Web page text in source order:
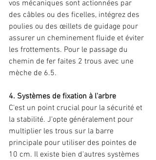
vos mécaniques sont actionnées par
des câbles ou des ficelles, intégrez des
poulies ou des œillets de guidage pour
assurer un cheminement fluide et éviter
les frottements. Pour le passage du
chemin de fer faites 2 trous avec une
mèche de 6.5.
4. Systèmes de fixation à l'arbre
C'est un point crucial pour la sécurité et
la stabilité. J'opte généralement pour
multiplier les trous sur la barre
principale pour utiliser des pointes de
10 cm. Il existe bien d'autres systèmes